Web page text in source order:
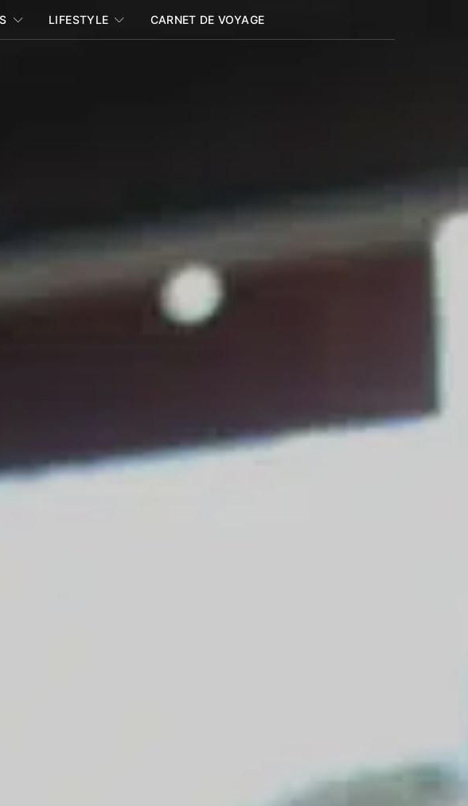
LIFESTYLE CARNET DE VOYAGE